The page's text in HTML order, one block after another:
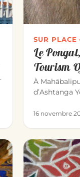
SUR PLACE
Le
Tourism
À
d’Ashtanga
16 novembre